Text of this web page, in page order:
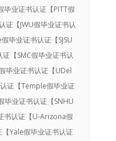
毕业证书认证【PITT假
证【JWU假毕业证书认
毕业证书认证【SJSU
【SMC假毕业证书认
毕业证书认证【UDel
证【Temple假毕业证
毕业证书认证【SNHU
书认证【U-Arizona假
Yale假毕业证书认证